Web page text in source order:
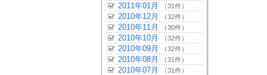
2011年01月 （31件）
2010年12月 （32件）
2010年11月 （30件）
2010年10月 （32件）
2010年09月 （32件）
2010年08月 （31件）
2010年07月 （31件）